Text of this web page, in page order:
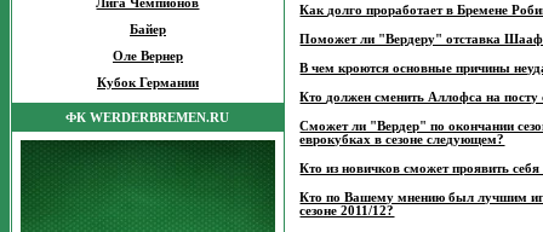
Лига Чемпионов
Байер
Оле Вернер
Кубок Германии
ФК WERDERBREMEN.RU
Как долго проработает в Бремене
Поможет ли "Вердеру" отставка
В чем кроются основные причины
Кто должен сменить Аллофса на посту
Сможет ли "Вердер" по окончании
еврокубках в сезоне следующем?
Кто из новичков сможет проявить
Кто по Вашему мнению был лучшим
сезоне 2011/12?